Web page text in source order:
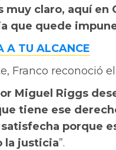
muy claro, aquí
que quede
A TU ALCANCE
Franco reconoció
Miguel Riggs
tiene ese
porque
la justicia”.